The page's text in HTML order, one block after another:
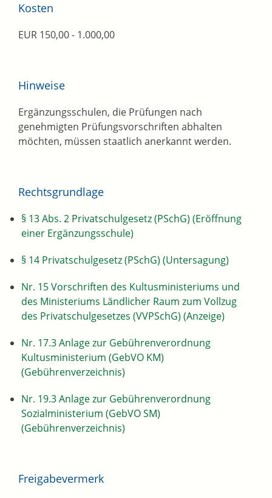
Kosten
EUR 150,00 - 1.000,00
Hinweise
Ergänzungsschulen, die Prüfungen nach
genehmigten Prüfungsvorschriften abhalten
möchten, müssen staatlich anerkannt werden.
Rechtsgrundlage
§ 13 Abs. 2 Privatschulgesetz (PSchG) (Eröffnung
einer Ergänzungsschule)
§ 14 Privatschulgesetz (PSchG) (Untersagung)
Nr. 15 Vorschriften des Kultusministeriums und
des Ministeriums Ländlicher Raum zum Vollzug
des Privatschulgesetzes (VVPSchG) (Anzeige)
Nr. 17.3 Anlage zur Gebührenverordnung
Kultusministerium (GebVO KM)
(Gebührenverzeichnis)
Nr. 19.3 Anlage zur Gebührenverordnung
Sozialministerium (GebVO SM)
(Gebührenverzeichnis)
Freigabevermerk